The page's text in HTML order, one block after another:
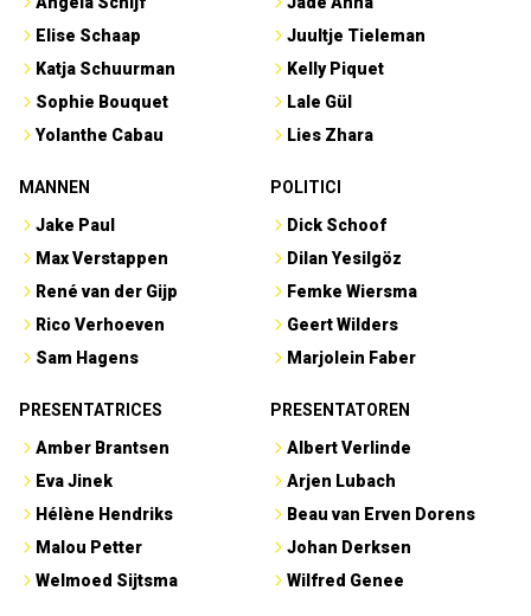
Elise Schaap
Katja Schuurman
Sophie Bouquet
Yolanthe Cabau
Juultje Tieleman
Kelly Piquet
Lale Gül
Lies Zhara
MANNEN
Jake Paul
Max Verstappen
René van der Gijp
Rico Verhoeven
Sam Hagens
POLITICI
Dick Schoof
Dilan Yesilgöz
Femke Wiersma
Geert Wilders
Marjolein Faber
PRESENTATRICES
Amber Brantsen
Eva Jinek
Hélène Hendriks
Malou Petter
Welmoed Sijtsma
PRESENTATOREN
Albert Verlinde
Arjen Lubach
Beau van Erven Dorens
Johan Derksen
Wilfred Genee